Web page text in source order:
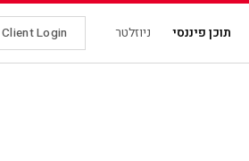
תוכן פיננסי ניוזלטר Client Login